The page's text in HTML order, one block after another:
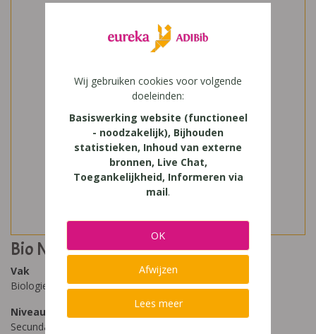
Bio Naturalis 4.2
Vak
Biologie
Niveau
Secundair Onderwijs
Wij gebruiken cookies voor volgende
doeleinden:
Basiswerking website (functioneel
- noodzakelijk), Bijhouden
statistieken, Inhoud van externe
bronnen, Live Chat,
Toegankelijkheid, Informeren via
mail.
OK
Afwijzen
Lees meer